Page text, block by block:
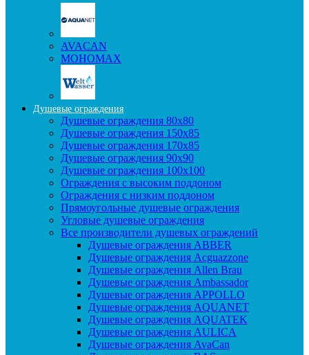
AVACAN
МОНОМАХ
Душевые ограждения
Душевые ограждения 80x80
Душевые ограждения 150x85
Душевые ограждения 170x85
Душевые ограждения 90x90
Душевые ограждения 100x100
Ограждения с высоким поддоном
Ограждения с низким поддоном
Прямоугольные душевые ограждения
Угловые душевые ограждения
Все производители душевых ограждений
Душевые ограждения ABBER
Душевые ограждения Acguazzone
Душевые ограждения Allen Brau
Душевые ограждения Ambassador
Душевые ограждения APPOLLO
Душевые ограждения AQUANET
Душевые ограждения AQUATEK
Душевые ограждения AULICA
Душевые ограждения AvaCan